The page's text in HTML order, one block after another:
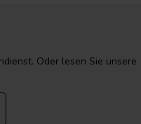
Oder lesen Sie unsere